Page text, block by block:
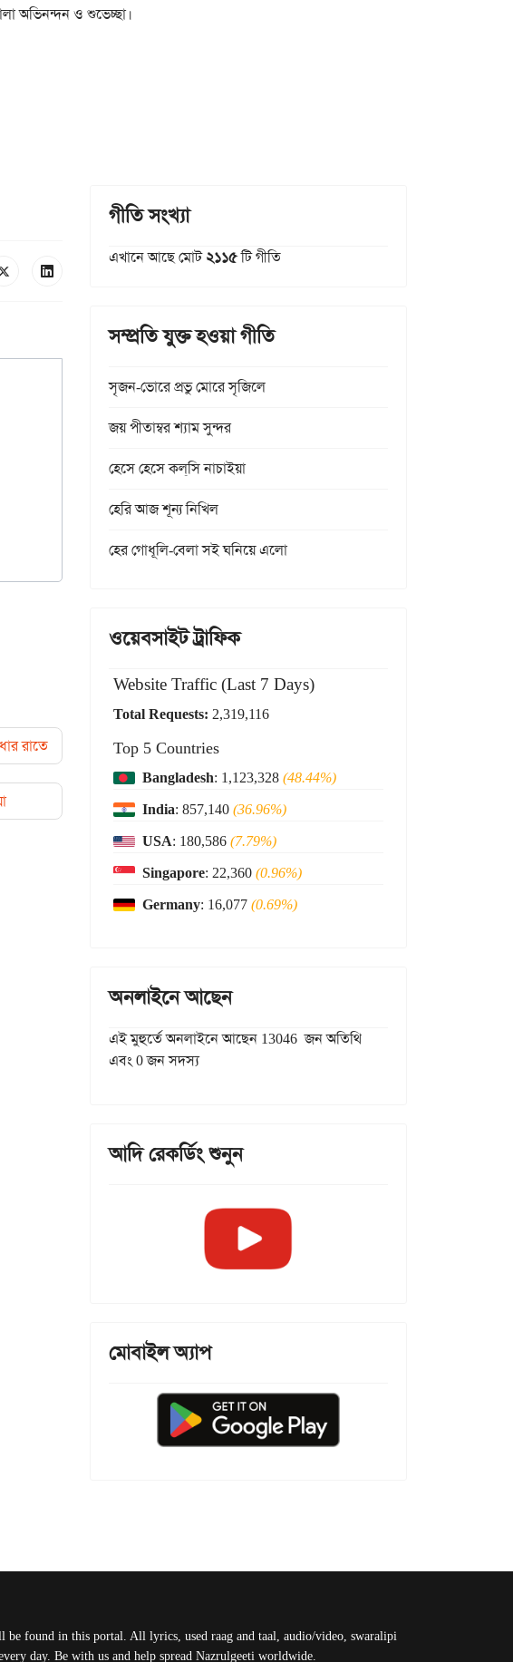
অভিনন্দন ও শুভেচ্ছা।
রাতে
গীতি সংখ্যা
এখানে আছে মোট২১১৫টি গীতি
সম্প্রতি যুক্ত হওয়া গীতি
সৃজন-ভোরে প্রভু মোরে সৃজিলে
জয় পীতাম্বর শ্যাম সুন্দর
হেসে হেসে কল্‌সি নাচাইয়া
হেরি আজ শূন্য নিখিল
হের গোধূলি-বেলা সই ঘনিয়ে এলো
ওয়েবসাইট ট্রাফিক
Website Traffic (Last 7 Days)
Total Requests: 2,319,116
Top 5 Countries
Bangladesh: 1,123,328(48.44%)
India: 857,140(36.96%)
USA: 180,586(7.79%)
Singapore: 22,360(0.96%)
Germany: 16,077(0.69%)
অনলাইনে আছেন
এই মুহুর্তে অনলাইনে আছেন 13046 জন অতিথি
এবং 0 জন সদস্য
আদি রেকর্ডিং শুনুন
মোবাইল অ্যাপ
found in this portal. All lyrics, used raag and taal, audio/video, swaralipi
day. Be with us and help spread Nazrulgeeti worldwide.